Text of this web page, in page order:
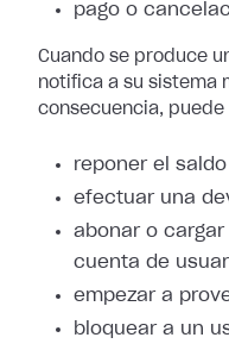
pago o
Cuando se produce
notifica a su sistema
consecuencia,
reponer el
efectuar una
abonar o
cuenta de
empezar a
bloquear a un